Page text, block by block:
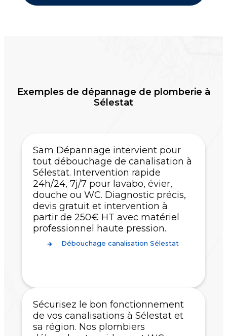
Exemples de dépannage de plomberie à
Sélestat
Sam Dépannage intervient pour
tout débouchage de canalisation à
Sélestat. Intervention rapide
24h/24, 7j/7 pour lavabo, évier,
douche ou WC. Diagnostic précis,
devis gratuit et intervention à
partir de 250€ HT avec matériel
professionnel haute pression.
Débouchage canalisation Sélestat
Sécurisez le bon fonctionnement
de vos canalisations à Sélestat et
sa région. Nos plombiers